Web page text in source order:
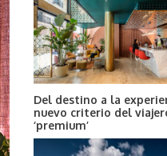
Del destino a la
nuevo criterio del
‘premium’